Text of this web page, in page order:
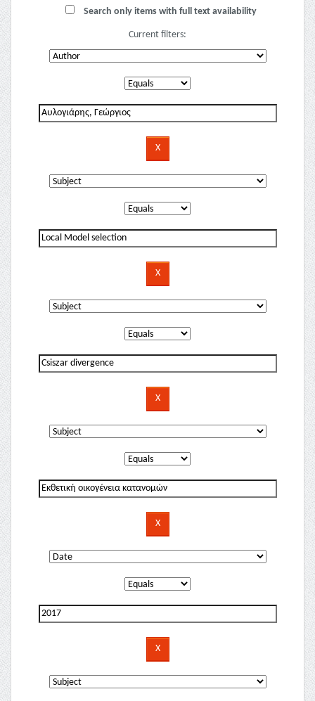
Search only items with full text availability
Current filters: